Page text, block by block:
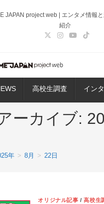
JAPAN project web | エンタメ情報
紹介
高校生調査 イン
ーカイブ:
年 > 8月 > 22日
オリジナル記事 /高校生